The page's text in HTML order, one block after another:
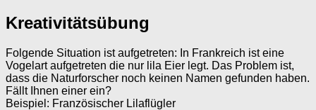
Kreativitätsübung
Folgende Situation ist aufgetreten: In Frankreich ist eine
Vogelart aufgetreten die nur lila Eier legt. Das Problem ist,
dass die Naturforscher noch keinen Namen gefunden haben.
Fällt Ihnen einer ein?
Beispiel: Französischer Lilaflügler